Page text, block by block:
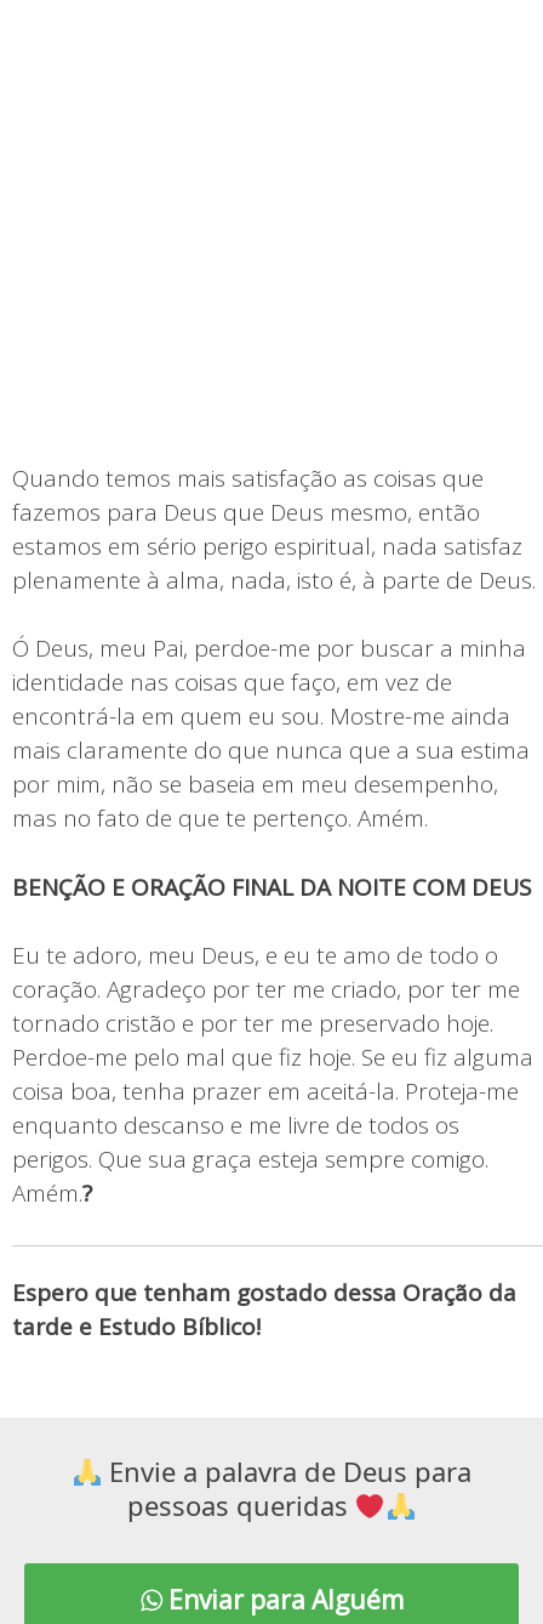
Quando temos mais satisfação as coisas que
fazemos para Deus que Deus mesmo, então
estamos em sério perigo espiritual, nada satisfaz
plenamente à alma, nada, isto é, à parte de Deus.
Ó Deus, meu Pai, perdoe-me por buscar a minha
identidade nas coisas que faço, em vez de
encontrá-la em quem eu sou. Mostre-me ainda
mais claramente do que nunca que a sua estima
por mim, não se baseia em meu desempenho,
mas no fato de que te pertenço. Amém.
BENÇÃO E ORAÇÃO FINAL DA NOITE COM DEUS
Eu te adoro, meu Deus, e eu te amo de todo o
coração. Agradeço por ter me criado, por ter me
tornado cristão e por ter me preservado hoje.
Perdoe-me pelo mal que fiz hoje. Se eu fiz alguma
coisa boa, tenha prazer em aceitá-la. Proteja-me
enquanto descanso e me livre de todos os
perigos. Que sua graça esteja sempre comigo.
Amém.?
Espero que tenham gostado dessa Oração da
tarde e Estudo Bíblico!
Envie a palavra de Deus para
pessoas queridas
Enviar para Alguém